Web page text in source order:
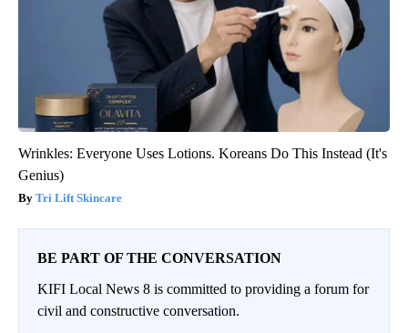
Wrinkles: Everyone Uses Lotions. Koreans Do This Instead (It's
Genius)
Tri Lift Skincare
BE PART OF THE CONVERSATION
KIFI Local News 8 is committed to providing a forum for
civil and constructive conversation.